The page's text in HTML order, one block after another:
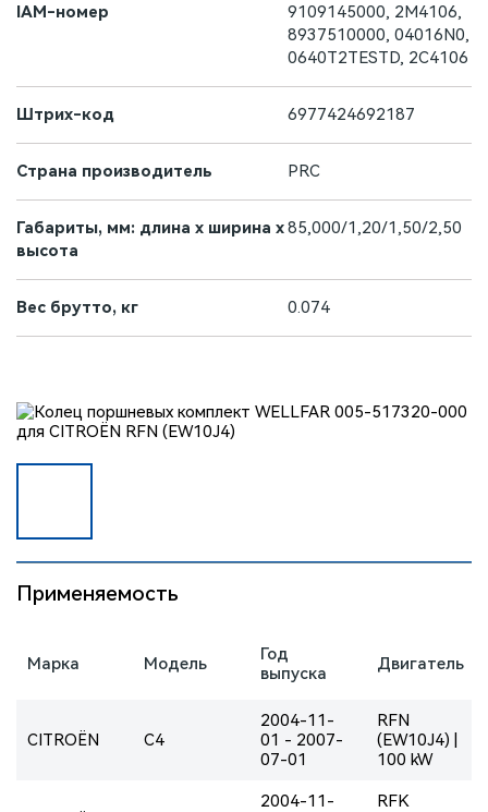
IAM-номер
9109145000, 2M4106,
8937510000, 04016N0,
0640T2TESTD, 2C4106
Штрих-код 6977424692187
Страна производитель PRC
Габариты, мм: длина х ширина х
высота
85,000/1,20/1,50/2,50
Вес брутто, кг 0.074
Применяемость
Марка Модель
Год
выпуска
Двигатель
CITROËN C4
2004-11-
01 - 2007-
07-01
RFN
(EW10J4) |
100 kW
2004-11-
RFK